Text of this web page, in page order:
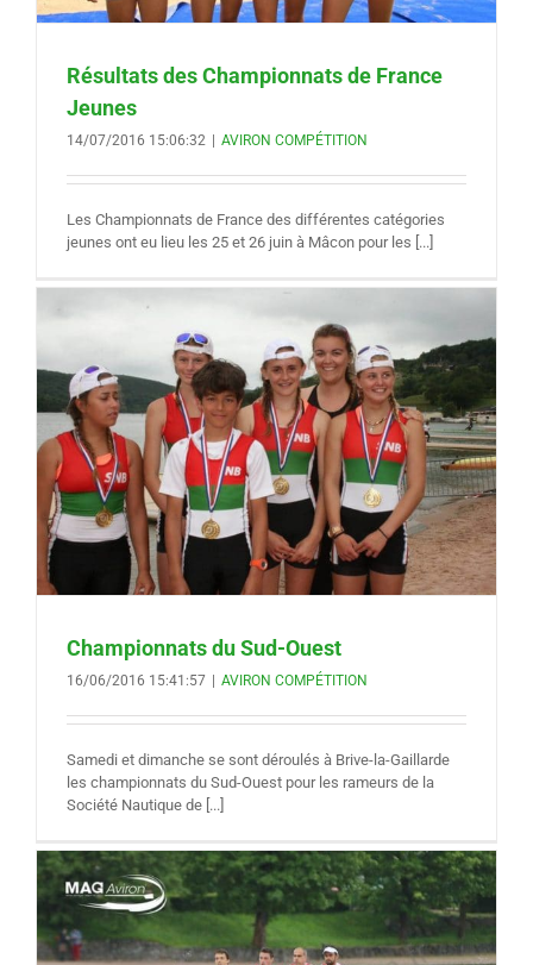
Résultats des Championnats de France
Jeunes
14/07/2016 15:06:32 AVIRON COMPÉTITION
Les Championnats de France des différentes catégories
jeunes ont eu lieu les 25 et 26 juin à Mâcon pour les [...]
Championnats du Sud-Ouest
16/06/2016 15:41:57 | AVIRON COMPÉTITION
Samedi et dimanche se sont déroulés à Brive-la-Gaillarde
les championnats du Sud-Ouest pour les rameurs de la
Société Nautique de [...]